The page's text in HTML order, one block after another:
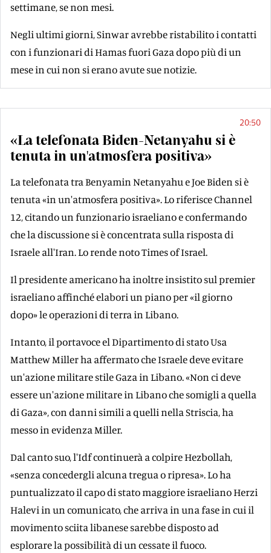
settimane, se non mesi.
Negli ultimi giorni, Sinwar avrebbe ristabilito i contatti
con i funzionari di Hamas fuori Gaza dopo più di un
mese in cui non si erano avute sue notizie.
20:50
«La telefonata Biden-Netanyahu si è
tenuta in un'atmosfera positiva»
La telefonata tra Benyamin Netanyahu e Joe Biden si è
tenuta «in un'atmosfera positiva». Lo riferisce Channel
12, citando un funzionario israeliano e confermando
che la discussione si è concentrata sulla risposta di
Israele all'Iran. Lo rende noto Times of Israel.
Il presidente americano ha inoltre insistito sul premier
israeliano affinché elabori un piano per «il giorno
dopo» le operazioni di terra in Libano.
Intanto, il portavoce el Dipartimento di stato Usa
Matthew Miller ha affermato che Israele deve evitare
un'azione militare stile Gaza in Libano. «Non ci deve
essere un'azione militare in Libano che somigli a quella
di Gaza», con danni simili a quelli nella Striscia, ha
messo in evidenza Miller.
Dal canto suo, l'Idf continuerà a colpire Hezbollah,
«senza concedergli alcuna tregua o ripresa». Lo ha
puntualizzato il capo di stato maggiore israeliano Herzi
Halevi in un comunicato, che arriva in una fase in cui il
movimento sciita libanese sarebbe disposto ad
esplorare la possibilità di un cessate il fuoco.